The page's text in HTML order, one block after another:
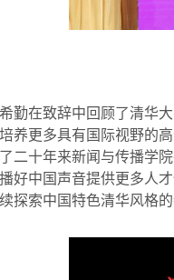
勤在致辞中回顾了清华
养更多具有国际视野的
二十年来新闻与传播学
好中国声音提供更多人
探索中国特色清华风格